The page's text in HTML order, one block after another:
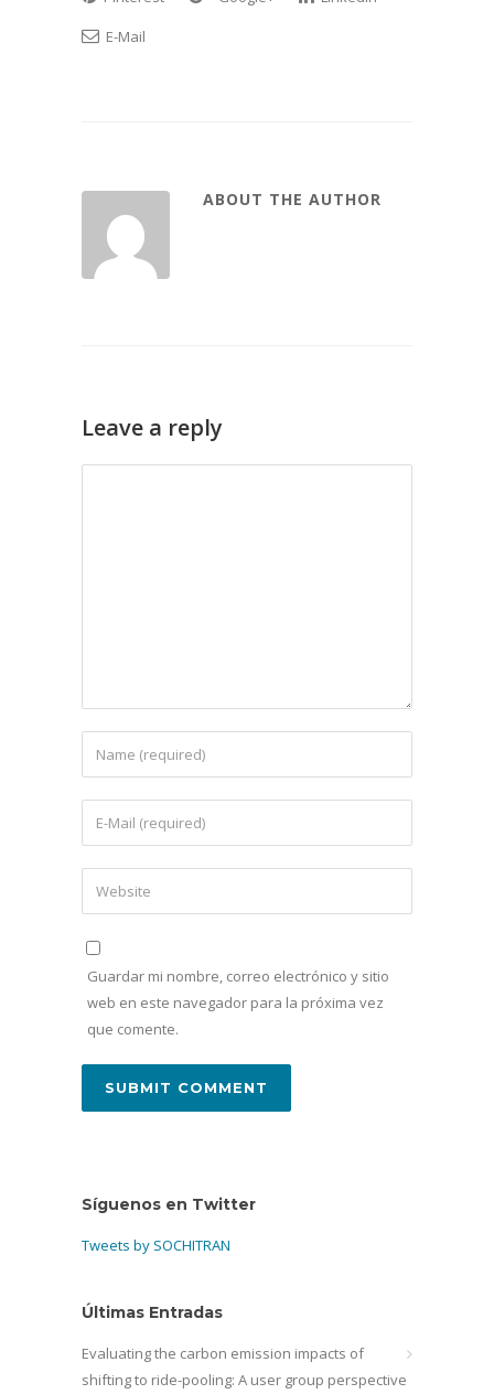
E-Mail
ABOUT THE AUTHOR
Leave a reply
Guardar mi nombre, correo electrónico y sitio
web en este navegador para la próxima vez
que comente.
Síguenos en Twitter
Tweets by SOCHITRAN
Últimas Entradas
Evaluating the carbon emission impacts of
shifting to ride-pooling: A user group perspective